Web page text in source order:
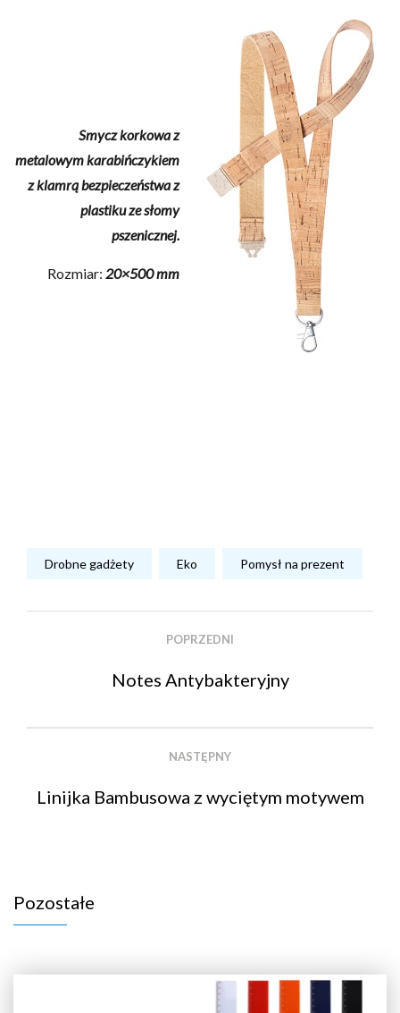
Smycz korkowa z
metalowym karabińczykiem
z klamrą bezpieczeństwa z
plastiku ze słomy
pszenicznej.
Rozmiar: 20×500 mm
Drobne gadżety Eko Pomysł na prezent
POPRZEDNI
Notes Antybakteryjny
NASTĘPNY
Linijka Bambusowa z wyciętym motywem
Pozostałe